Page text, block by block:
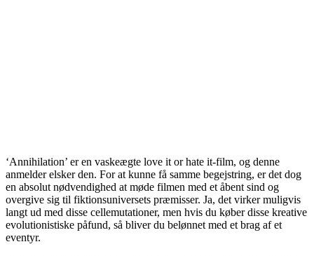
‘Annihilation’ er en vaskeægte love it or hate it-film, og denne
anmelder elsker den. For at kunne få samme begejstring, er det dog
en absolut nødvendighed at møde filmen med et åbent sind og
overgive sig til fiktionsuniversets præmisser. Ja, det virker muligvis
langt ud med disse cellemutationer, men hvis du køber disse kreative
evolutionistiske påfund, så bliver du belønnet med et brag af et
eventyr.